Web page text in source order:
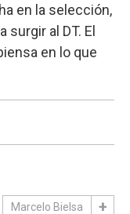
en la selección,
surgir al DT. El
en lo que
Marcelo Bielsa